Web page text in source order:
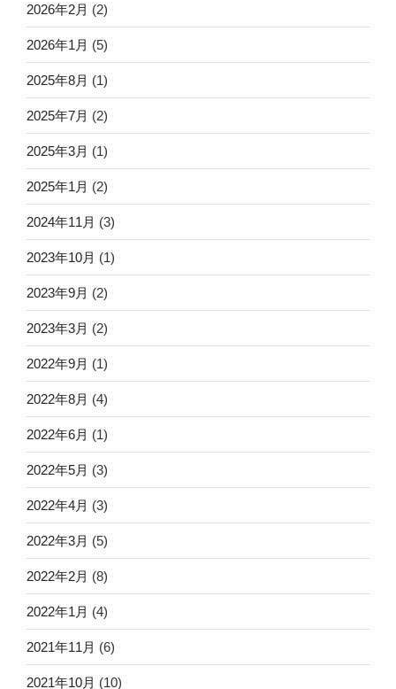
2026年2月 (2)
2026年1月 (5)
2025年8月 (1)
2025年7月 (2)
2025年3月 (1)
2025年1月 (2)
2024年11月 (3)
2023年10月 (1)
2023年9月 (2)
2023年3月 (2)
2022年9月 (1)
2022年8月 (4)
2022年6月 (1)
2022年5月 (3)
2022年4月 (3)
2022年3月 (5)
2022年2月 (8)
2022年1月 (4)
2021年11月 (6)
2021年10月 (10)